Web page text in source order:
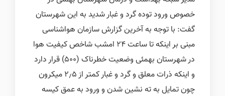
خصوص ورود توده گرد و غبار شدید به این شهرستان
گفت: با توجه به آخرین گزارش سازمان هواشناسی
مبنی بر اینکه تا ساعت 24 امشب شاخص کیفیت هوا
در شهرستان بهمئی وضعیت خطرناک (500) قرار دارد
و اینکه ذرات معلق و گرد و غبار کمتر از 2٫5 میکرون
چون تمایل به ته نشین شدن و ورود به عمق کیسه